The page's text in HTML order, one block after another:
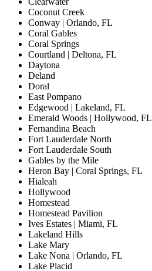
Coconut Creek
Conway | Orlando, FL
Coral Gables
Coral Springs
Courtland | Deltona, FL
Daytona
Deland
Doral
East Pompano
Edgewood | Lakeland, FL
Emerald Woods | Hollywood, FL
Fernandina Beach
Fort Lauderdale North
Fort Lauderdale South
Gables by the Mile
Heron Bay | Coral Springs, FL
Hialeah
Hollywood
Homestead
Homestead Pavilion
Ives Estates | Miami, FL
Lakeland Hills
Lake Mary
Lake Nona | Orlando, FL
Lake Placid